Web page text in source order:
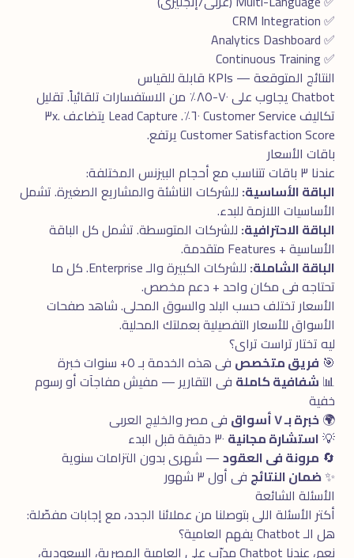
✅ CRM Integration
✅ Analytics Dashboard
✅ Continuous Training
النتائج المتوقعة — KPIs قابلة للقياس
Chatbot يجاوب على ٧٠-٨٥٪ من الاستفسارات تلقائياً. تقليل
تكاليف Customer Service ٦٠٪. Lead Capture يتضاعف ٣x.
Customer Satisfaction Score يرتفع.
باقات الأسعار
عندنا ٣ باقات تتناسب مع أحجام البيزنس المختلفة:
الباقة الأساسية: للشركات الناشئة والمشاريع الصغيرة. تشمل
الأساسيات اللازمة للبدء.
الباقة الاحترافية: للشركات المتوسطة. تشمل كل الباقة
الأساسية + Features متقدمة.
الباقة الشاملة:
للشركات الكبيرة والـ Enterprise. كل ما
تحتاجه فى مكان واحد + دعم مخصص.
الأسعار تختلف حسب البلد والسوق المحلى. شاهد صفحات
الأسواقللأسعار التفصيلية بعملتك المحلية.
ليه تختار تراست تراى؟
🎯 فريق متخصص فى هذه الخدمة بـ ٥+ سنوات خبرة
📊 شفافية كاملة فى التقارير — مفيش مفاجآت أو رسوم
خفية
🌍خبرة بـ ٧ أسواق
فى مصر والخليج العربى
💡استشارة مجانية
🔄 مرونة فى العقود— شهرى بدون التزامات سنوية
✨ضمان النتائج فى أول ٣ شهور
الأسئلة الشائعة
أكتر الأسئلة اللى بتوصلنا من عملائنا الجدد، مع إجابات مفصّلة:
هل الـ Chatbot يفهم العامية؟
نعم، عندنا Chatbot مدرّب على العامية المصرية، السعودية،